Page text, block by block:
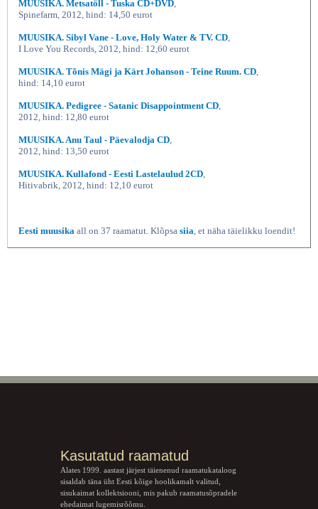
MUUSIKA. Metsatöll - Tuska CD+DVD,
Spinefarm, 2012, hind: 14,50 eurot
MUUSIKA. Sibyl Vane - Love, Holy Water & TV. CD,
I Love You Records, 2012, hind: 12,60 eurot
MUUSIKA. Tõnis Mägi ja Kärt Johanson - Teine Ruum. CD,
hind: 14,10 eurot
MUUSIKA. Pedigree - Satanic Disappointment CD,
2012, hind: 12,80 eurot
MUUSIKA. Anu Taul - Päevalodja CD,
2012, hind: 13,50 eurot
MUUSIKA. Kullafond - Eesti Lastelaulud 2CD,
Hitivabrik, 2012, hind: 12,10 eurot
Eesti muusika all on 37 raamatut. Klõpsa siia, et näha täielikku loendit!
Kasutatud raamatud
Alates 1999. aastast järjest täienenud raamatukataloog
sisaldab täna üht Eesti kõige hoolikamalt valitud,
sisukaimat kollektsiooni, mis pakub raamatusõpradele
ehedaimat lugemisrõõmu.